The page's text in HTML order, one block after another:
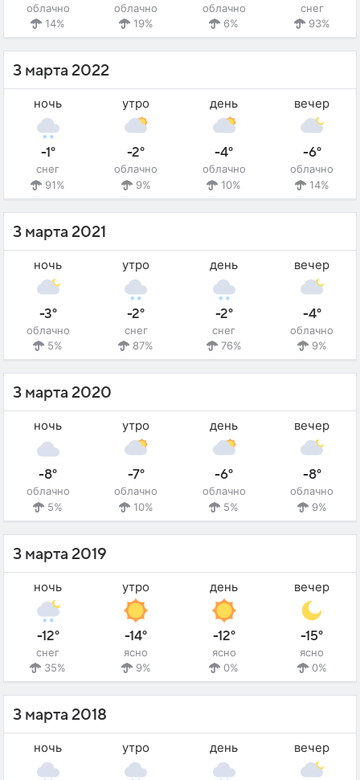
облачно
14%
облачно
19%
облачно
6%
снег
93%
3 марта 2022
ночь
-1°
снег
91%
утро
-2°
облачно
9%
день
-4°
облачно
10%
вечер
-6°
облачно
14%
3 марта 2021
ночь
-3°
облачно
5%
утро
-2°
снег
87%
день
-2°
снег
76%
вечер
-4°
облачно
9%
3 марта 2020
ночь
-8°
облачно
5%
утро
-7°
облачно
10%
день
-6°
облачно
5%
вечер
-8°
облачно
9%
3 марта 2019
ночь
-12°
снег
35%
утро
-14°
ясно
9%
день
-12°
ясно
0%
вечер
-15°
ясно
0%
3 марта 2018
ночь утро день вечер